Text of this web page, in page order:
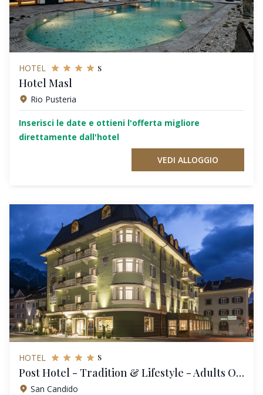
HOTEL s
Hotel Masl
Rio Pusteria
Inserisci le date e ottieni l'offerta migliore
direttamente dall'hotel
VEDI ALLOGGIO
HOTEL s
Post Hotel - Tradition & Lifestyle - Adults Only
San Candido